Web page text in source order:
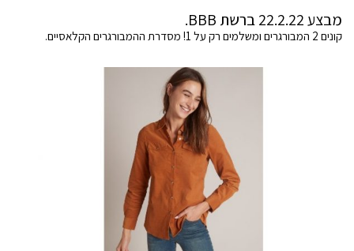
מבצע 22.2.22 ברשת BBB.
קונים 2 המבורגרים ומשלמים רק על 1! מסדרת ההמבורגרים הקלאסיים.